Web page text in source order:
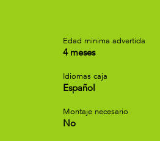
Edad minima advertida
4 meses
Idiomas caja
Español
Montaje necesario
No